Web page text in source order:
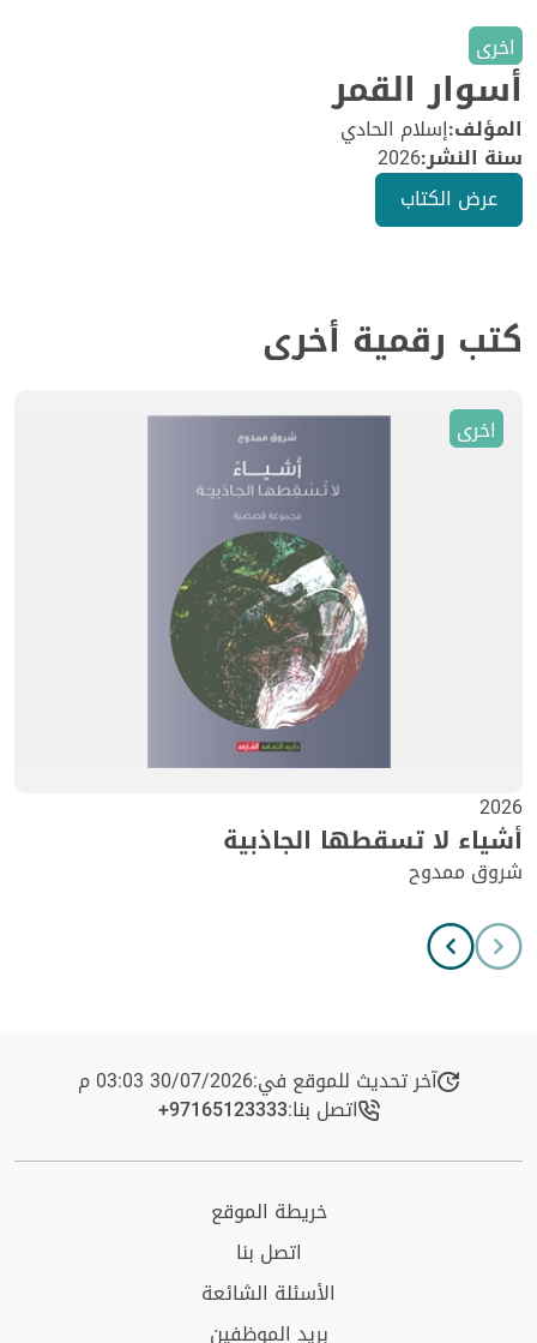
اخرى
أسوار القمر
المؤلف:إسلام الحادي
سنة النشر:2026
عرض الكتاب
كتب رقمية أخرى
اخرى
2026
أشياء لا تسقطها الجاذبية
شروق ممدوح
آخر تحديث للموقع في:30/07/2026 03:03 م
اتصل بنا:+97165123333​
خريطة الموقع
اتصل بنا
الأسئلة الشائعة
بريد الموظفين